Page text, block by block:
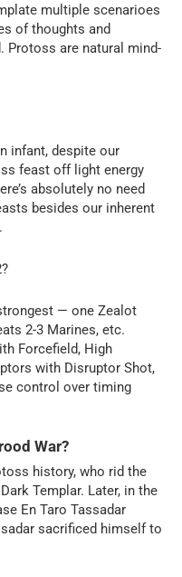
multiple scenarioes
of thoughts and
Protoss are natural mind-
infant, despite our
feast off light energy
absolutely no need
besides our inherent
— one Zealot
2-3 Marines, etc.
Forcefield, High
with Disruptor Shot,
control over timing
War?
history, who rid the
Templar. Later, in the
En Taro Tassadar
sacrificed himself to